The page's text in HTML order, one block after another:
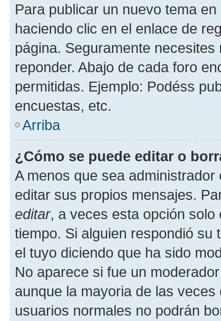
Para publicar un nuevo tema
haciendo clic en el enlace de
página. Seguramente
reponder. Abajo de cada foro
permitidas. Ejemplo: Podéss
encuestas, etc.
Arriba
¿Cómo se puede editar o
A menos que sea
editar sus propios mensajes.
editar, a veces esta opción
tiempo. Si alguien respondió
el tuyo diciendo que ha sido
No aparece si fue un
aunque la mayoria de las
usuarios normales no podrán